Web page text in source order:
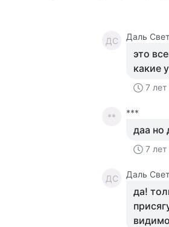
ДС Даль
это
какие
7 лет
** ***
даа но
7 лет
ДС Даль
да!